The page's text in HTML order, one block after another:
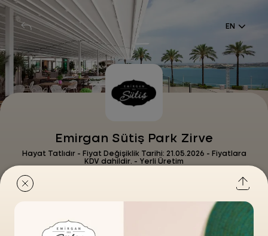
EN
Emirgan Sütiş Park Zirve
Hayat Tatlıdır - Fiyat Değişiklik Tarihi: 21.05.2026 - Fiyatlara
KDV dahildir. - Yerli Üretim